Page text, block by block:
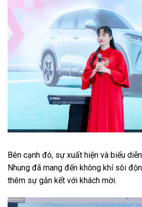
Bên cạnh đó, sự xuất hiện và biểu
Nhung đã mang đến không khí sôi
thêm sự gắn kết với khách mời.